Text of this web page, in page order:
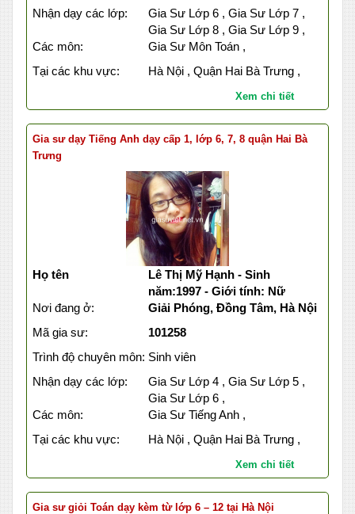
Nhận dạy các lớp:
Gia Sư Lớp 6 , Gia Sư Lớp 7 ,
Gia Sư Lớp 8 , Gia Sư Lớp 9 ,
Các môn:
Gia Sư Môn Toán ,
Tại các khu vực:
Hà Nội , Quận Hai Bà Trưng ,
Xem chi tiết
Gia sư dạy Tiếng Anh dạy cấp 1, lớp 6, 7, 8 quận Hai Bà
Trưng
Họ tên
Lê Thị Mỹ Hạnh - Sinh
năm:1997 - Giới tính: Nữ
Nơi đang ở:
Giải Phóng, Đồng Tâm, Hà Nội
Mã gia sư:
101258
Trình độ chuyên môn: Sinh viên
Nhận dạy các lớp:
Gia Sư Lớp 4 , Gia Sư Lớp 5 ,
Gia Sư Lớp 6 ,
Các môn:
Gia Sư Tiếng Anh ,
Tại các khu vực:
Hà Nội , Quận Hai Bà Trưng ,
Xem chi tiết
Gia sư giỏi Toán dạy kèm từ lớp 6 – 12 tại Hà Nội